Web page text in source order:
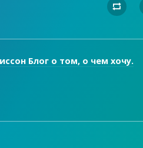

Блог о том, о чем хочу.